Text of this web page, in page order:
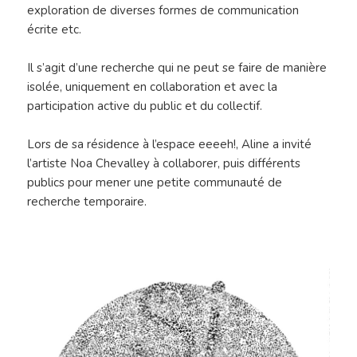
exploration de diverses formes de communication
écrite etc.
Il s’agit d’une recherche qui ne peut se faire de manière
isolée, uniquement en collaboration et avec la
participation active du public et du collectif.
Lors de sa résidence à l’espace eeeeh!, Aline a invité
l’artiste Noa Chevalley à collaborer, puis différents
publics pour mener une petite communauté de
recherche temporaire.